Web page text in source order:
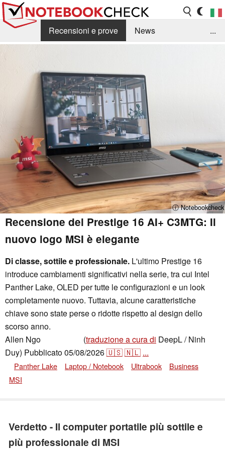
Recensioni e prove
News
Guida agli acquisti
Search Contact
...
ⓘ Notebookcheck
Recensione del Prestige 16 AI+ C3MTG: Il
nuovo logo MSI è elegante
Di classe, sottile e professionale. L'ultimo Prestige 16
introduce cambiamenti significativi nella serie, tra cui Intel
Panther Lake, OLED per tutte le configurazioni e un look
completamente nuovo. Tuttavia, alcune caratteristiche
chiave sono state perse o ridotte rispetto al design dello
scorso anno.
Allen Ngo
(traduzione a cura di DeepL / Ninh
Duy) Pubblicato05/08/2026🇺🇸🇳🇱 ...
Panther Lake Laptop / Notebook Ultrabook
Business
MSI
Verdetto - Il computer portatile più sottile e
più professionale di MSI